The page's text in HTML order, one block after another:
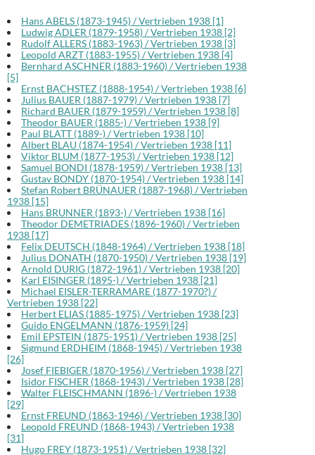
Hans ABELS (1873-1945) / Vertrieben 1938 [1]
Ludwig ADLER (1879-1958) / Vertrieben 1938 [2]
Rudolf ALLERS (1883-1963) / Vertrieben 1938 [3]
Leopold ARZT (1883-1955) / Vertrieben 1938 [4]
Bernhard ASCHNER (1883-1960) / Vertrieben 1938
[5]
Ernst BACHSTEZ (1888-1954) / Vertrieben 1938 [6]
Julius BAUER (1887-1979) / Vertrieben 1938 [7]
Richard BAUER (1879-1959) / Vertrieben 1938 [8]
Theodor BAUER (1885-) / Vertrieben 1938 [9]
Paul BLATT (1889-) / Vertrieben 1938 [10]
Albert BLAU (1874-1954) / Vertrieben 1938 [11]
Viktor BLUM (1877-1953) / Vertrieben 1938 [12]
Samuel BONDI (1878-1959) / Vertrieben 1938 [13]
Gustav BONDY (1870-1954) / Vertrieben 1938 [14]
Stefan Robert BRÜNAUER (1887-1968) / Vertrieben
1938 [15]
Hans BRUNNER (1893-) / Vertrieben 1938 [16]
Theodor DEMETRIADES (1896-1960) / Vertrieben
1938 [17]
Felix DEUTSCH (1848-1964) / Vertrieben 1938 [18]
Julius DONATH (1870-1950) / Vertrieben 1938 [19]
Arnold DURIG (1872-1961) / Vertrieben 1938 [20]
Karl EISINGER (1895-) / Vertrieben 1938 [21]
Michael EISLER-TERRAMARE (1877-1970?) /
Vertrieben 1938 [22]
Herbert ELIAS (1885-1975) / Vertrieben 1938 [23]
Guido ENGELMANN (1876-1959) [24]
Emil EPSTEIN (1875-1951) / Vertrieben 1938 [25]
Sigmund ERDHEIM (1868-1945) / Vertrieben 1938
[26]
Josef FIEBIGER (1870-1956) / Vertrieben 1938 [27]
Isidor FISCHER (1868-1943) / Vertrieben 1938 [28]
Walter FLEISCHMANN (1896-) / Vertrieben 1938
[29]
Ernst FREUND (1863-1946) / Vertrieben 1938 [30]
Leopold FREUND (1868-1943) / Vertrieben 1938
[31]
Hugo FREY (1873-1951) / Vertrieben 1938 [32]